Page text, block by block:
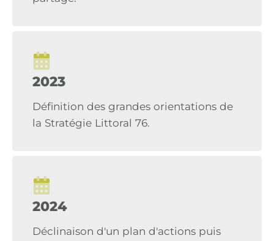
2023
Définition des grandes orientations de
la Stratégie Littoral 76.
2024
Déclinaison d'un plan d'actions puis